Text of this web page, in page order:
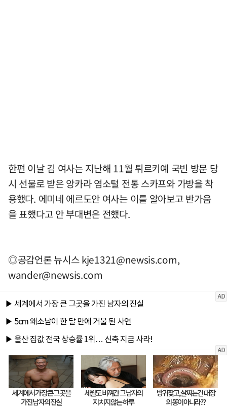
한편 이날 김 여사는 지난해 11월 튀르키예 국빈 방문 당
시 선물로 받은 앙카라 염소털 전통 스카프와 가방을 착
용했다. 에미네 에르도안 여사는 이를 알아보고 반가움
을 표했다고 안 부대변은 전했다.
◎공감언론 뉴시스kje1321@newsis.com,
wander@newsis.com